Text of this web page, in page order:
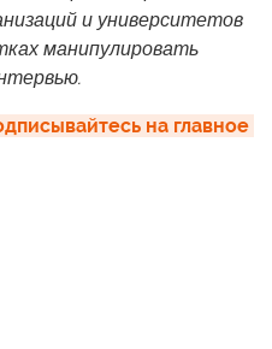
и университетов
манипулировать
на главное